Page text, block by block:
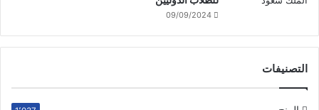
09/09/2024
التصنيفات